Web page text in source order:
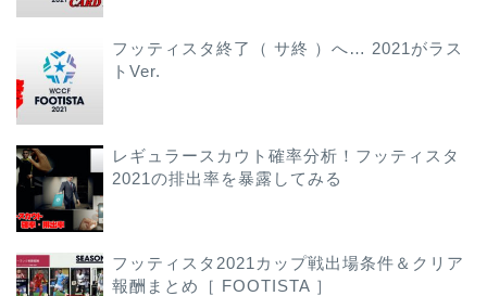
フッティスタ終了（ サ終 ）へ… 2021がラス
トVer.
レギュラースカウト確率分析！フッティスタ
2021の排出率を暴露してみる
フッティスタ2021カップ戦出場条件＆クリア
報酬まとめ［ FOOTISTA ］